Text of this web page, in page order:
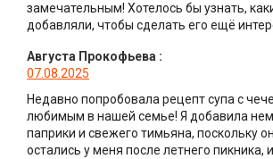
замечательным! Хотелось бы узнать,
добавляли, чтобы сделать его ещё
Августа Прокофьева :
07.08.2025
Недавно попробовала рецепт супа с
любимым в нашей семье! Я добавила
паприки и свежего тимьяна, поскольку
остались у меня после летнего пикника,